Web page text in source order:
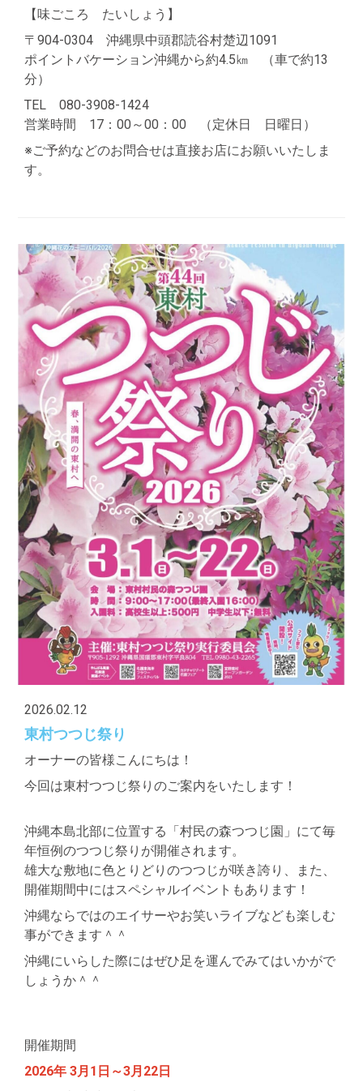
【味ごころ たいしょう】
〒904-0304 沖縄県中頭郡読谷村楚辺1091
ポイントバケーション沖縄から約4.5㎞ （車で約13
分）
TEL 080-3908-1424
営業時間 17：00～00：00 （定休日 日曜日）
※ご予約などのお問合せは直接お店にお願いいたしま
す。
2026.02.12
東村つつじ祭り
オーナーの皆様こんにちは！
今回は東村つつじ祭りのご案内をいたします！
沖縄本島北部に位置する「村民の森つつじ園」にて毎
年恒例のつつじ祭りが開催されます。
雄大な敷地に色とりどりのつつじが咲き誇り、また、
開催期間中にはスペシャルイベントもあります！
沖縄ならではのエイサーやお笑いライブなども楽しむ
事ができます＾＾
沖縄にいらした際にはぜひ足を運んでみてはいかがで
しょうか＾＾
開催期間
2026年 3月1日～3月22日